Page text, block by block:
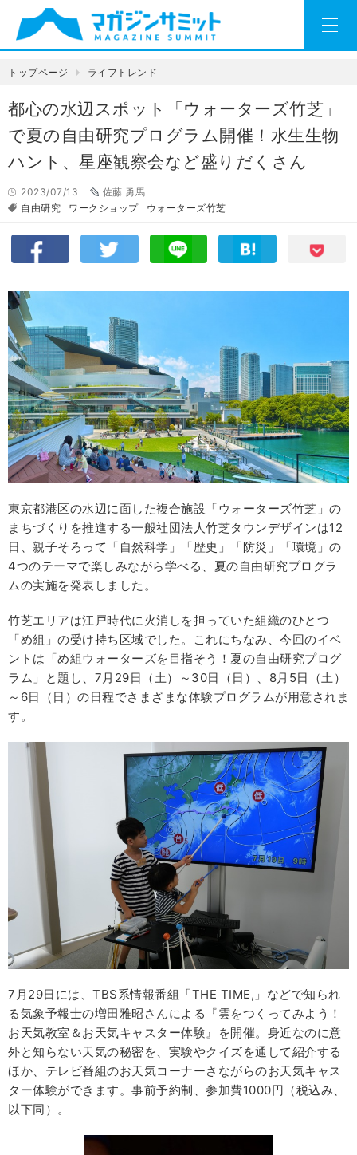
トップページ ライフトレンド
都心の水辺スポット「ウォーターズ竹芝」
で夏の自由研究プログラム開催！水生生物
ハント、星座観察会など盛りだくさん
2023/07/13
佐藤 勇馬
自由研究
ワークショップ ウォーターズ竹芝
東京都港区の水辺に面した複合施設「ウォーターズ竹芝」の
まちづくりを推進する一般社団法人竹芝タウンデザインは12
日、親子そろって「自然科学」「歴史」「防災」「環境」の
4つのテーマで楽しみながら学べる、夏の自由研究プログラ
ムの実施を発表しました。
竹芝エリアは江戸時代に火消しを担っていた組織のひとつ
「め組」の受け持ち区域でした。これにちなみ、今回のイベ
ントは「め組ウォーターズを目指そう！夏の自由研究プログ
ラム」と題し、7月29日（土）～30日（日）、8月5日（土）
～6日（日）の日程でさまざまな体験プログラムが用意されま
す。
7月29日には、TBS系情報番組「THE TIME,」などで知られ
る気象予報士の増田雅昭さんによる『雲をつくってみよう！
お天気教室＆お天気キャスター体験』を開催。身近なのに意
外と知らない天気の秘密を、実験やクイズを通して紹介する
ほか、テレビ番組のお天気コーナーさながらのお天気キャス
ター体験ができます。事前予約制、参加費1000円（税込み、
以下同）。